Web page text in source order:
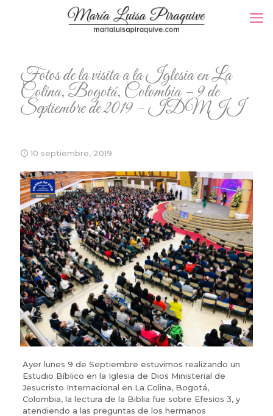
Fotos de la visita a la Iglesia en La
Colina, Bogotá, Colombia – 9 de
Septiembre de 2019 – IDMJI
10 septiembre, 2019
Ayer lunes 9 de Septiembre estuvimos realizando un
Estudio Bíblico en la Iglesia de Dios Ministerial de
Jesucristo Internacional en La Colina, Bogotá,
Colombia, la lectura de la Biblia fue sobre Efesios 3, y
atendiendo a las preguntas de los hermanos